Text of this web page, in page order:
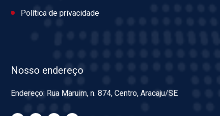
Política de privacidade
Nosso endereço
Endereço: Rua Maruim, n. 874, Centro, Aracaju/SE